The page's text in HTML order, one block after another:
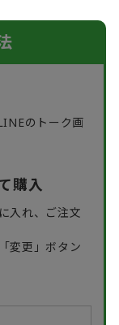
のトーク画
購入
入れ、ご注文
変更」ボタン